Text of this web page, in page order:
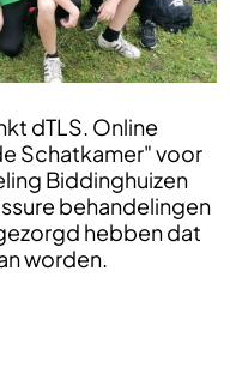
dTLS. Online
Schatkamer" voor
Biddinghuizen
behandelingen
hebben dat
worden.